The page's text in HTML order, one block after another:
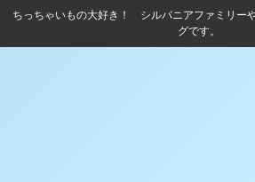
ちっちゃいもの大好き！ シルバニアファミリー
グです。